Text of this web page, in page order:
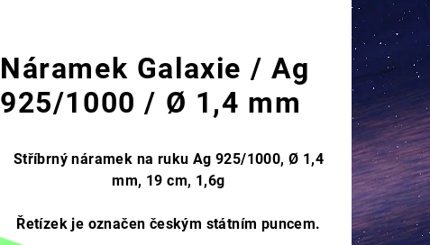
Náramek Galaxie / Ag
925/1000 / Ø 1,4 mm
Stříbrný náramek na ruku Ag 925/1000, Ø 1,4
mm, 19 cm, 1,6g
Řetízek je označen českým státním puncem.